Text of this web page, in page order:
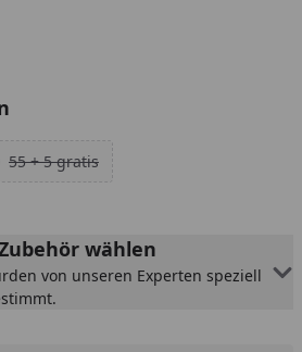
55 + 5 gratis
wählen
von unseren Experten speziell